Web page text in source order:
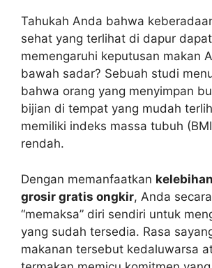
Tahukah Anda bahwa
sehat yang terlihat di dapur dapat
memengaruhi keputusan makan
bawah sadar? Sebuah studi
bahwa orang yang menyimpan
bijian di tempat yang mudah
memiliki indeks massa tubuh
rendah.
Dengan memanfaatkan
grosir gratis ongkir, Anda
“memaksa” diri sendiri untuk
yang sudah tersedia. Rasa
makanan tersebut kedaluwarsa